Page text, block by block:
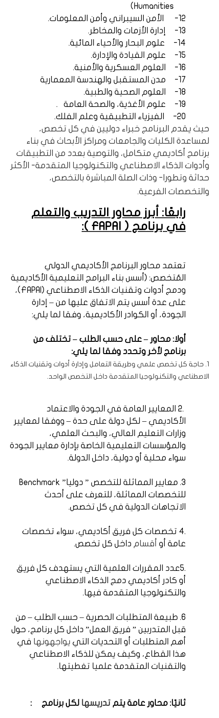
Humanities
)
12-
الأمن السيبراني وأمن المعلومات.
13-
إدارة الأزمات والمخاطر.
14-
علوم البحار والأحياء المائية.
15-
علوم القيادة والإدارة.
16-
العلوم العسكرية والأمنية.
17-
مدن المستقبل والهندسة المعمارية
18-
العلوم الصحية والطبية.
19-
علوم الأغذية، والصحة العامة
.
20-
الفيزياء التطبيقية وعلم الفلك.
حيث يقدم البرنامج خبراء دوليين في كل تخصص،
لمساعدة الكليات والجامعات ومراكز الأبحاث في بناء
برنامج أكاديمي متكامل، والتوصية بعدد من التطبيقات
وأدوات الذكاء الاصطناعي والتكنولوجيا المتقدمة- الأكثر
حداثة وتطورا- وذات الصلة المباشرة بالتخصص،
والتخصصات الفرعية.
رابعًا: أبرز محاور التدريب والتعلم
في برنامج ( FAPAI
):
تعتمد محاور البرنامج الأكاديمي الدولي
المُتخصص: (أسس بناء البرامج التعليمية الأكاديمية
ودمج أدوات وتقنيات الذكاء الاصطناعي ( FAPAI)،
على عدة أسس يتم الاتفاق عليها من – إدارة
الجودة، أو الكوادر الأكاديمية، وفقا لما يلي:
أولا: محاور – على حسب الطلب – تختلف من
برنامج لأخر وتحدد وفقا لما يلي:
1. حاجة كل تخصص علمي وطريقة التعامل وإدارة أدوات وتقنيات الذكاء
الاصطناعي والتكنولوجيا المتقدمة داخل التخصص الواحد.
2. المعايير العامة في الجودة والاعتماد
الأكاديمي – لكل دولة على حدة – ووفقا لمعايير
وزارات التعليم العالي، والبحث العلمي،
والمؤسسات التعليمية الخاصة بإدارة معايير الجودة
سواء محلية أو دولية، داخل الدولة.
3. معايير المماثلة للتخصص ” دوليا”
Benchmark
للتخصصات المماثلة، للتعرف على أحدث
الاتجاهات الدولية في كل تخصص.
4. تخصصات كل فريق أكاديمي، سواء تخصصات
عامة أو أقسام داخل كل تخصص.
5.عدد المقررات العلمية التي يستهدف كل فريق
أو كادر أكاديمي دمج الذكاء الاصطناعي
والتكنولوجيا المتقدمة فيها.
6. طبيعة المتطلبات الحصرية – حسب الطلب – من
قبل المتدربين ” فريق العمل” داخل كل برنامج، حول
أهم المتطلبات أو التحديات التي يواجهونها في
هذا القطاع، وكيف يمكن للذكاء الاصطناعي
والتقنيات المتقدمة علميا تغطيتها.
ثانيًا: محاور عامة يتم تدريسها لكل برنامج :